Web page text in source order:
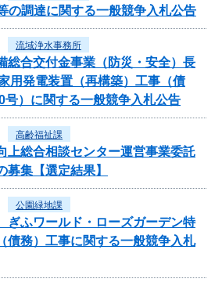
の調達に関する一般競争入札公告
流域浄水事務所
合交付金事業（防災・安全）長
用発電装置（再構築）工事（債
号）に関する一般競争入札公告
高齢福祉課
上総合相談センター運営事業委託
募集【選定結果】
公園緑地課
ぎふワールド・ローズガーデン特
債務）工事に関する一般競争入札